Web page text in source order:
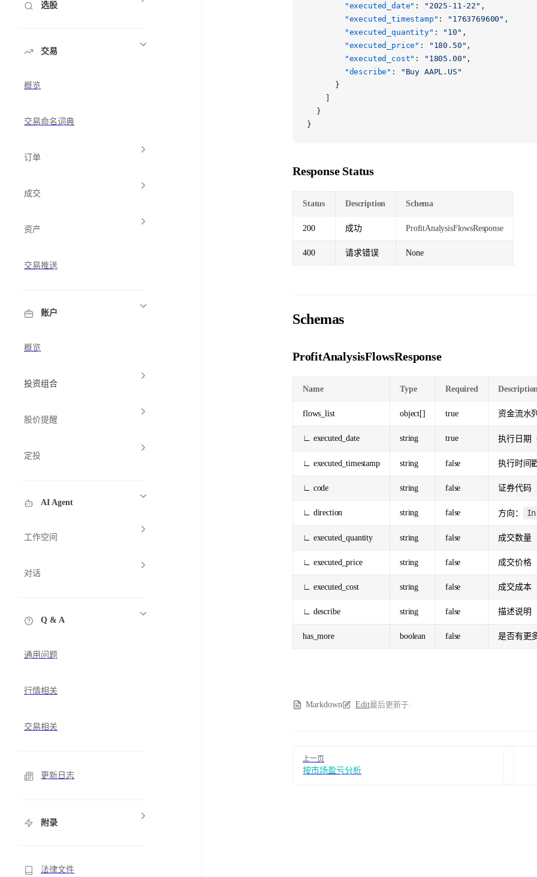
选股
交易
概览
交易命名词典
订单
成交
资产
交易推送
账户
概览
投资组合
股价提醒
定投
AI Agent
工作空间
对话
Q & A
通用问题
行情相关
交易相关
更新日志
附录
法律文件
        "executed_date"
: "2025-11-22" ,
        "executed_timestamp"
: "1763769600" ,
        "executed_quantity"
: "10" ,
        "executed_price"
: "180.50" ,
        "executed_cost"
: "1805.00" ,
        "describe"
:
"Buy AAPL.US"
      }
  }
}
Response Status
Status Description Schema
200 成功 ProfitAnalysisFlowsResponse
400 请求错误 None
Schemas
ProfitAnalysisFlowsResponse
Name Type Required
flows_list object[] true 资金流水
∟ executed_date string true 执行日期
∟ executed_timestamp string false 执行时间
∟ code string false 证券代码
∟ direction string false 方向： In
∟ executed_quantity string false 成交数量
∟ executed_price string false 成交价格
∟ executed_cost string false 成交成本
∟ describe string false 描述说明
has_more boolean false 是否有更
Markdown Edit最后更新于:
上一页
按市场盈亏分析